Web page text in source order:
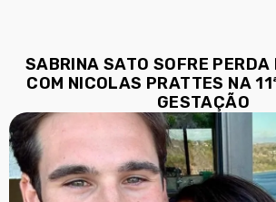
SABRINA SATO SOFRE PERDA
COM NICOLAS PRATTES NA
GESTAÇÃO